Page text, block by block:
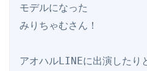
モデルになった
みりちゃむさん！
アオハルLINEに出演したり